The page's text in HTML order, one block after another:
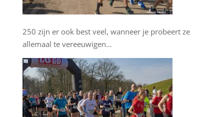
250 zijn er ook best veel, wanneer je probeert ze
allemaal te vereeuwigen…